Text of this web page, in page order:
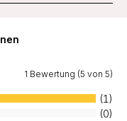
1 Bewertung (5 von 5)
(1)
(0)